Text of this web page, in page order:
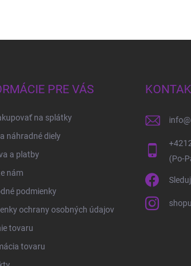
PRE VÁS
na splátky
náhradné diely
a platby
nám
podmienky
ochrany osobných údajov
tovaru
tovaru
info@